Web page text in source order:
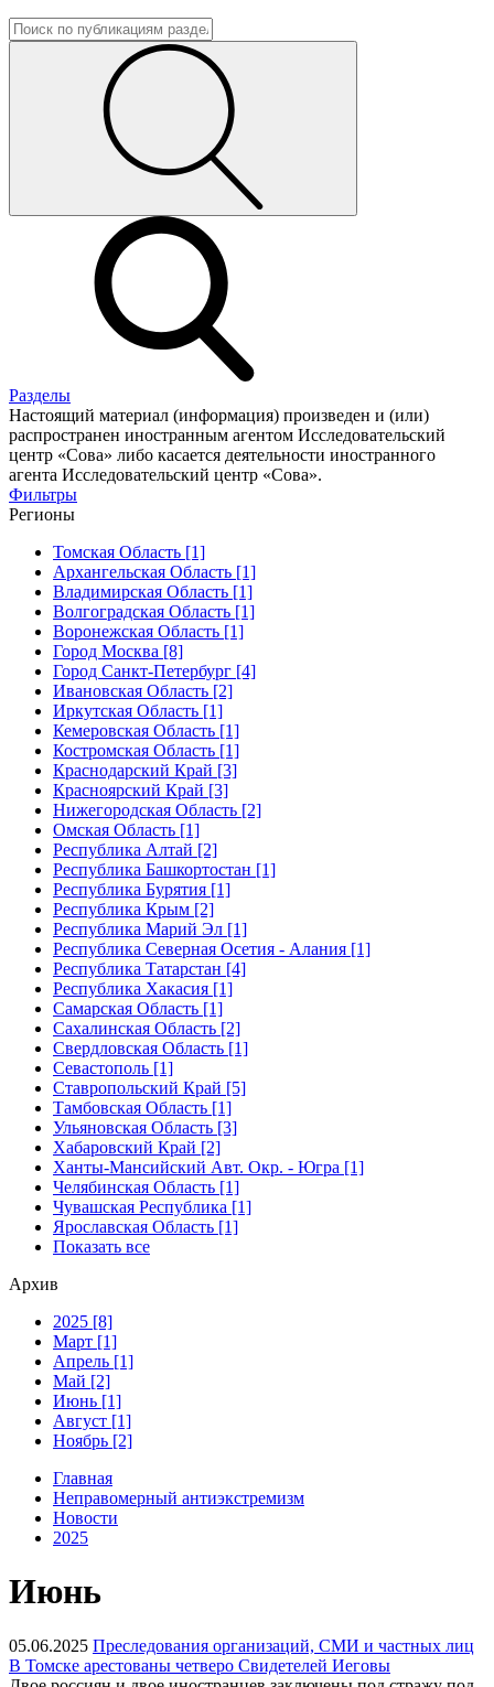
Разделы
Настоящий материал (информация) произведен и (или)
распространен иностранным агентом Исследовательский
центр «Сова» либо касается деятельности иностранного
агента Исследовательский центр «Сова».
Фильтры
Регионы
Томская Область [1]
Архангельская Область [1]
Владимирская Область [1]
Волгоградская Область [1]
Воронежская Область [1]
Город Москва [8]
Город Санкт-Петербург [4]
Ивановская Область [2]
Иркутская Область [1]
Кемеровская Область [1]
Костромская Область [1]
Краснодарский Край [3]
Красноярский Край [3]
Нижегородская Область [2]
Омская Область [1]
Республика Алтай [2]
Республика Башкортостан [1]
Республика Бурятия [1]
Республика Крым [2]
Республика Марий Эл [1]
Республика Северная Осетия - Алания [1]
Республика Татарстан [4]
Республика Хакасия [1]
Самарская Область [1]
Сахалинская Область [2]
Свердловская Область [1]
Севастополь [1]
Ставропольский Край [5]
Тамбовская Область [1]
Ульяновская Область [3]
Хабаровский Край [2]
Ханты-Мансийский Авт. Окр. - Югра [1]
Челябинская Область [1]
Чувашская Республика [1]
Ярославская Область [1]
Показать все
Архив
2025 [8]
Март [1]
Апрель [1]
Май [2]
Июнь [1]
Август [1]
Ноябрь [2]
Главная
Неправомерный антиэкстремизм
Новости
2025
Июнь
05.06.2025 Преследования организаций, СМИ и частных лиц
В Томске арестованы четверо Свидетелей Иеговы